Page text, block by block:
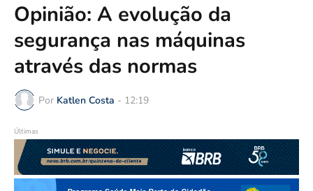
Opinião: A evolução da
segurança nas máquinas
através das normas
Por Katlen Costa - 12:19
Últimas